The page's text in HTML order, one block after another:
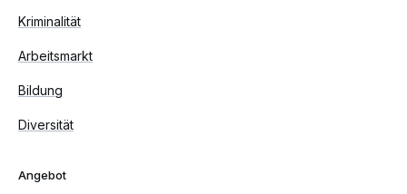
Kriminalität
Arbeitsmarkt
Bildung
Diversität
Angebot